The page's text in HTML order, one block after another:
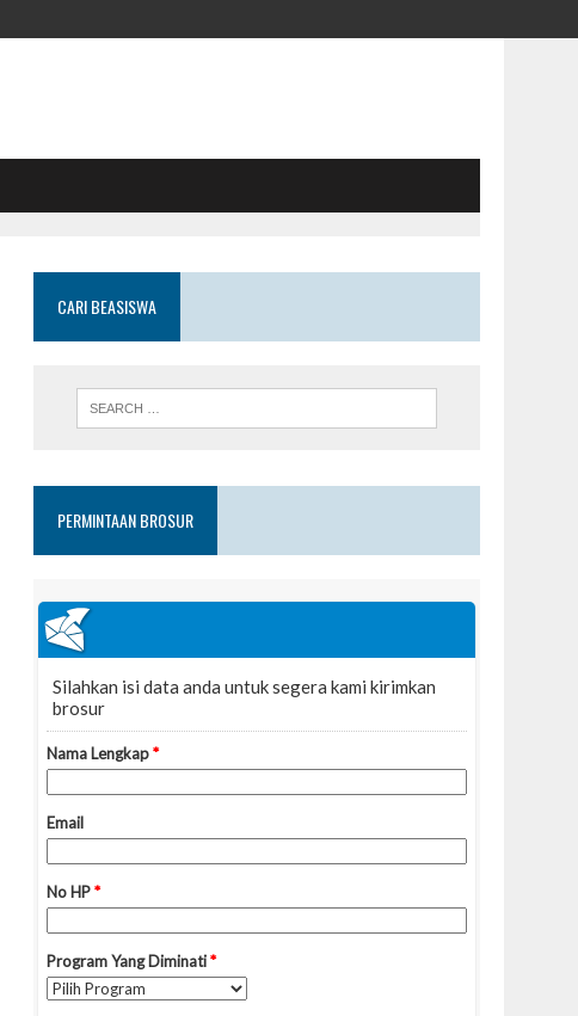
CARI BEASISWA
PERMINTAAN BROSUR